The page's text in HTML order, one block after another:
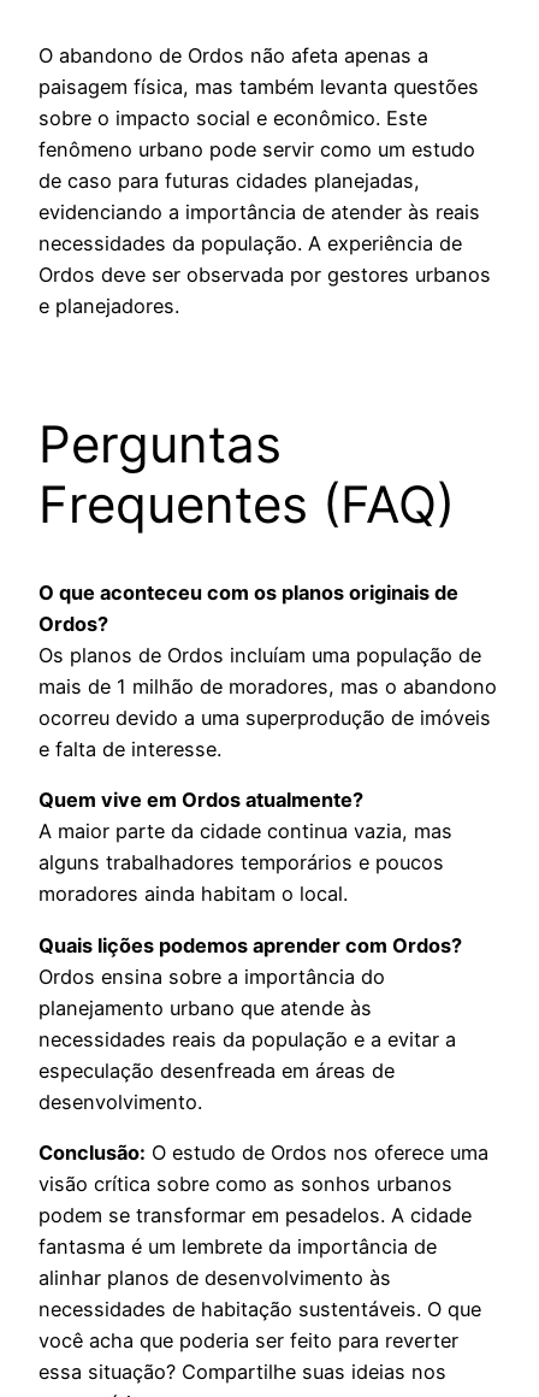
O abandono de Ordos não afeta apenas a
paisagem física, mas também levanta questões
sobre o impacto social e econômico. Este
fenômeno urbano pode servir como um estudo
de caso para futuras cidades planejadas,
evidenciando a importância de atender às reais
necessidades da população. A experiência de
Ordos deve ser observada por gestores urbanos
e planejadores.
Perguntas
Frequentes (FAQ)
O que aconteceu com os planos originais de
Ordos?
Os planos de Ordos incluíam uma população de
mais de 1 milhão de moradores, mas o abandono
ocorreu devido a uma superprodução de imóveis
e falta de interesse.
Quem vive em Ordos atualmente?
A maior parte da cidade continua vazia, mas
alguns trabalhadores temporários e poucos
moradores ainda habitam o local.
Quais lições podemos aprender com Ordos?
Ordos ensina sobre a importância do
planejamento urbano que atende às
necessidades reais da população e a evitar a
especulação desenfreada em áreas de
desenvolvimento.
Conclusão: O estudo de Ordos nos oferece uma
visão crítica sobre como as sonhos urbanos
podem se transformar em pesadelos. A cidade
fantasma é um lembrete da importância de
alinhar planos de desenvolvimento às
necessidades de habitação sustentáveis. O que
você acha que poderia ser feito para reverter
essa situação? Compartilhe suas ideias nos